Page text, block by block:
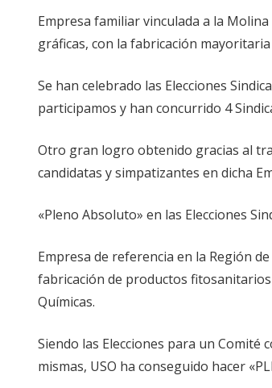
Empresa familiar vinculada a la
gráficas, con la fabricación
Se han celebrado las Elecciones
participamos y han concurrido 4
Otro gran logro obtenido gracias al
candidatas y simpatizantes en dicha
«Pleno Absoluto» en las Elecciones
Empresa de referencia en la Región
fabricación de productos
Químicas.
Siendo las Elecciones para un Comité
mismas, USO ha conseguido hacer